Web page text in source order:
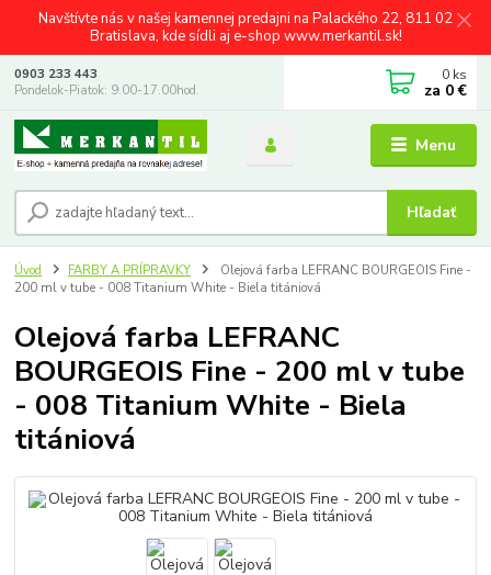
Navštívte nás v našej kamennej predajni na Palackého 22, 811 02
Bratislava, kde sídli aj e-shop www.merkantil.sk!
Menu
Hľadať
0903 233 443
Pondelok-Piatok: 9.00-17.00hod.
0 ks
za 0 €
Úvod FARBY A PRÍPRAVKY
Olejová farba LEFRANC BOURGEOIS Fine -
200 ml v tube - 008 Titanium White - Biela titániová
Olejová farba LEFRANC
BOURGEOIS Fine - 200 ml v tube
- 008 Titanium White - Biela
titániová